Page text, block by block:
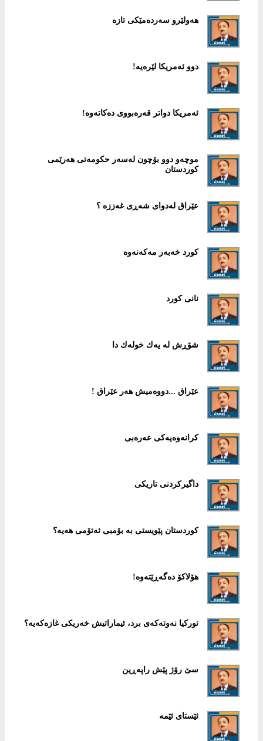
هەولێرو سەردەمێكی تازە
دوو ئەمریكا لێرەیە!
ئەمریكا دواتر قەرەبووی دەكاتەوە!
موچەو دوو بۆچون لەسەر حكومەتی هەرێمی
كوردستان
عێراق له‌دوای شه‌ڕی غه‌ززه‌ ؟
كورد خه‌به‌ر مه‌كه‌نه‌وه‌
نانی كورد
شۆڕش لە یەك خولەك دا
عێراق ...دووەمیش هەر عێراق !
كرانەوەیەكی عەرەبی
داگیركردنی تاریكی
كوردستان پێویستی بە بۆمبی ئەتۆمی هەیە؟
هۆلاكۆ دەگەڕێتەوە!
توركیا نەوتەكەی برد، ئیماراتیش خەریكی غازەكەیە؟
سێ رۆژ پێش راپەڕین
ئێستای ئێمە